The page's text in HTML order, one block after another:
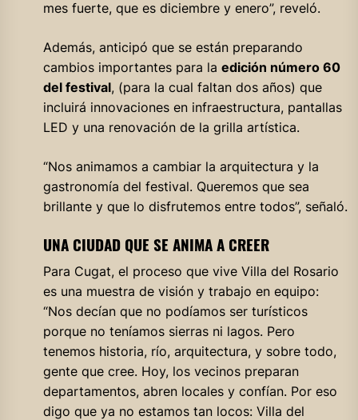
mes fuerte, que es diciembre y enero”, reveló.
Además, anticipó que se están preparando
cambios importantes para la edición número 60
del festival, (para la cual faltan dos años) que
incluirá innovaciones en infraestructura, pantallas
LED y una renovación de la grilla artística.
“Nos animamos a cambiar la arquitectura y la
gastronomía del festival. Queremos que sea
brillante y que lo disfrutemos entre todos”, señaló.
UNA CIUDAD QUE SE ANIMA A CREER
Para Cugat, el proceso que vive Villa del Rosario
es una muestra de visión y trabajo en equipo:
“Nos decían que no podíamos ser turísticos
porque no teníamos sierras ni lagos. Pero
tenemos historia, río, arquitectura, y sobre todo,
gente que cree. Hoy, los vecinos preparan
departamentos, abren locales y confían. Por eso
digo que ya no estamos tan locos: Villa del